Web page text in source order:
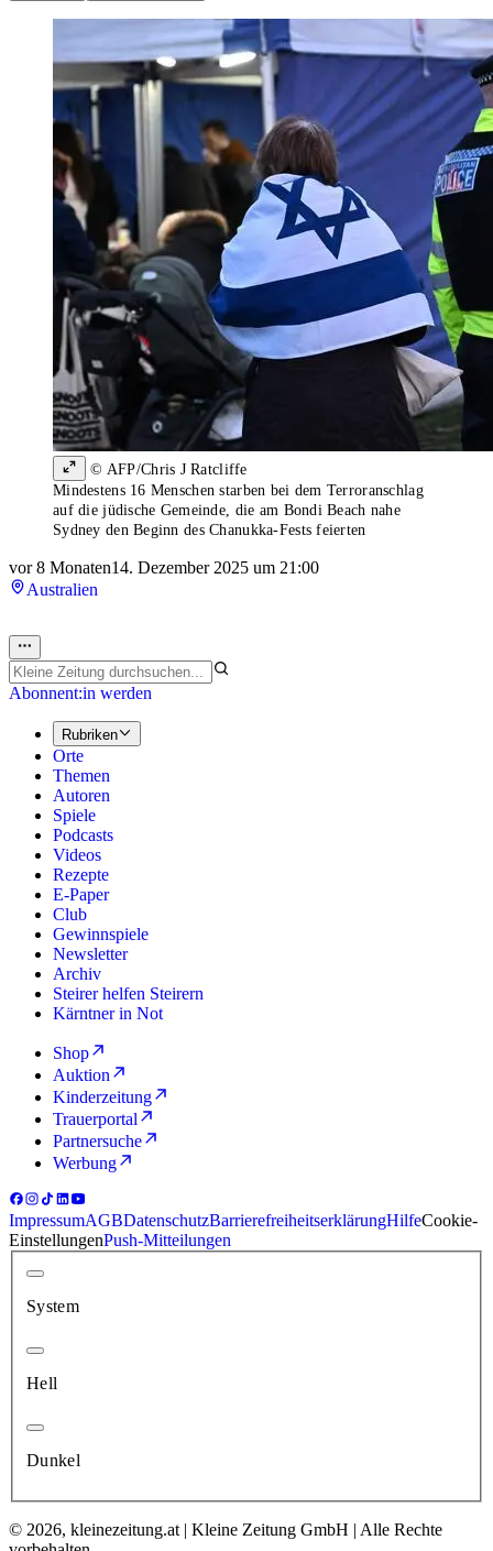
© AFP/Chris J Ratcliffe
Mindestens 16 Menschen starben bei dem Terroranschlag
auf die jüdische Gemeinde, die am Bondi Beach nahe
Sydney den Beginn des Chanukka-Fests feierten
vor 8 Monaten14. Dezember 2025 um 21:00
Australien
Abonnent:in werden
Rubriken
Orte
Themen
Autoren
Spiele
Podcasts
Videos
Rezepte
E-Paper
Club
Gewinnspiele
Newsletter
Archiv
Steirer helfen Steirern
Kärntner in Not
Shop
Auktion
Kinderzeitung
Trauerportal
Partnersuche
Werbung
ImpressumAGBDatenschutzBarrierefreiheitserklärungHilfeCookie-
EinstellungenPush-Mitteilungen
System
Hell
Dunkel
© 2026, kleinezeitung.at | Kleine Zeitung GmbH | Alle Rechte